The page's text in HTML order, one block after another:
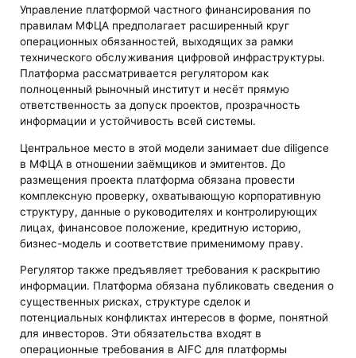
Управление платформой частного финансирования по
правилам МФЦА предполагает расширенный круг
операционных обязанностей, выходящих за рамки
технического обслуживания цифровой инфраструктуры.
Платформа рассматривается регулятором как
полноценный рыночный институт и несёт прямую
ответственность за допуск проектов, прозрачность
информации и устойчивость всей системы.
Центральное место в этой модели занимает due diligence
в МФЦА в отношении заёмщиков и эмитентов. До
размещения проекта платформа обязана провести
комплексную проверку, охватывающую корпоративную
структуру, данные о руководителях и контролирующих
лицах, финансовое положение, кредитную историю,
бизнес-модель и соответствие применимому праву.
Регулятор также предъявляет требования к раскрытию
информации. Платформа обязана публиковать сведения о
существенных рисках, структуре сделок и
потенциальных конфликтах интересов в форме, понятной
для инвесторов. Эти обязательства входят в
операционные требования в AIFC для платформы